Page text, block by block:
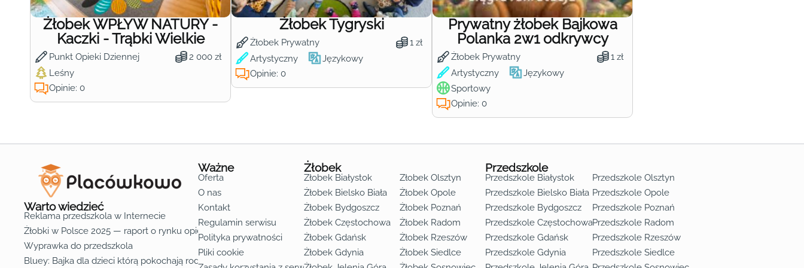
Żłobek WPŁYW NATURY -
Kaczki - Trąbki Wielkie
Punkt Opieki Dziennej 2 000 zł
Leśny
Opinie: 0
Żłobek Tygryski
Żłobek Prywatny 1 zł
Artystyczny Językowy
Opinie: 0
Prywatny żłobek Bajkowa
Polanka 2w1 odkrywcy
Żłobek Prywatny 1 zł
Artystyczny
Językowy
Sportowy
Opinie: 0
Warto wiedzieć
Reklama przedszkola w Internecie
Żłobki w Polsce 2025 — raport o rynku opieki nad dziećmi do lat 3
Wyprawka do przedszkola
Bluey: Bajka dla dzieci którą pokochają rodzice
Ważne
Oferta
O nas
Kontakt
Regulamin serwisu
Polityka prywatności
Pliki cookie
Żłobek
Żłobek Białystok
Żłobek Bielsko Biała
Żłobek Bydgoszcz
Żłobek Częstochowa
Żłobek Gdańsk
Żłobek Gdynia
Żłobek Olsztyn
Żłobek Opole
Żłobek Poznań
Żłobek Radom
Żłobek Rzeszów
Żłobek Siedlce
Przedszkole
Przedszkole Białystok
Przedszkole Bielsko Biała
Przedszkole Bydgoszcz
Przedszkole Częstochowa
Przedszkole Gdańsk
Przedszkole Gdynia
Przedszkole Olsztyn
Przedszkole Opole
Przedszkole Poznań
Przedszkole Radom
Przedszkole Rzeszów
Przedszkole Siedlce